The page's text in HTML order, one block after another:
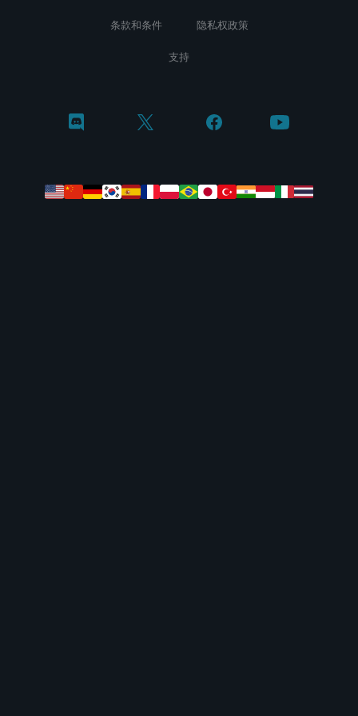
条款和条件 隐私权政策
支持